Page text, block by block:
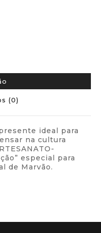
(0)
ideal para
na cultura
especial para
de Marvão.